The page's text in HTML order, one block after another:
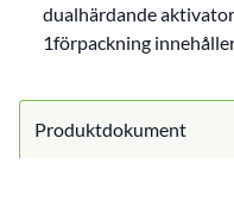
dualhärdande
1förpackning
Produktdokument